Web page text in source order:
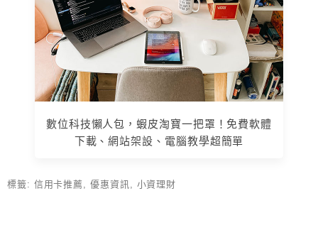
數位科技懶人包，蝦皮淘寶一把罩！免費軟體
下載、網站架設、電腦教學超簡單
標籤: 信用卡推薦 ,優惠資訊, 小資理財